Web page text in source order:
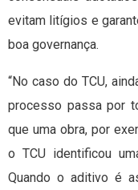
evitam litígios e
boa governança.
“No caso do TCU,
processo passa por
que uma obra, por
o TCU identificou
Quando o aditivo é